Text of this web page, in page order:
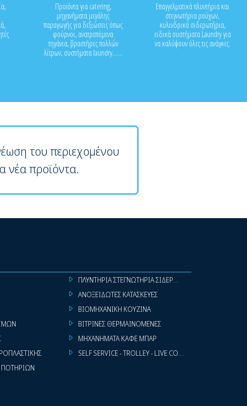
Προϊόντα για catering,
μηχανήματα μεγάλης
παραγωγής για δεξιώσεις όπως
φούρνοι, ανατρεπόμενα
τηγάνια, βραστήρες πολλών
λίτρων, συστήματα laundry.......
Επαγγελματικά πλυντήρια και
στεγνωτήρια ρούχων,
κυλινδρικά σιδερωτήρια,
ειδικά συστήματα Laundry για
να καλύψουν όλες τις ανάγκες.
του περιεχομένου
νέα προϊόντα.
ΠΟΤΗΡΙΩΝ
ΠΛΥΝΤΗΡΙΑ ΣΤΕΓΝΩΤΗΡΙΑ ΣΙΔΕΡΩΤΗΡΙΑ ΡΟΥΧΩΝ
ΑΝΟΞΕΙΔΩΤΕΣ ΚΑΤΑΣΚΕΥΕΣ
ΒΙΟΜΗΧΑΝΙΚΗ ΚΟΥΖΙΝΑ
ΒΙΤΡΙΝΕΣ ΘΕΡΜΑΙΝΟΜΕΝΕΣ
ΜΗΧΑΝΗΜΑΤΑ ΚΑΦΕ ΜΠΑΡ
SELF SERVICE - TROLLEY - LIVE COOKING